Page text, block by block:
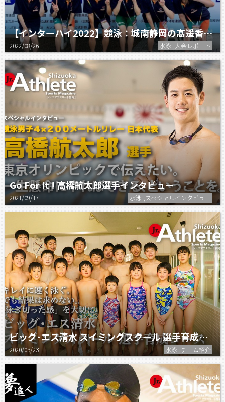
【インターハイ2022】競泳：城南静岡の髙遥香が800m自由形で準優勝。
2022/08/26 水泳 ,大会レポート
Go For It ! 高橋航太郎選手インタビュー
2021/09/17 水泳 ,スペシャルインタビュー
ビッグ･エス清水 スイミングスクール 選手育成コース
2020/03/23 水泳 ,チーム紹介